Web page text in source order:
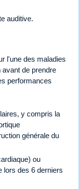
auditive.
l'une des maladies
de prendre
performances
y compris la
générale du
ou
lors des 6 derniers